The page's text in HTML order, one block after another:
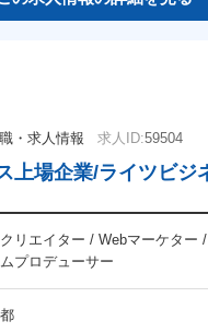
・求人情報 求人ID:59504
上場企業/ライツビジ
リエイター / Webマーケター /
プロデューサー